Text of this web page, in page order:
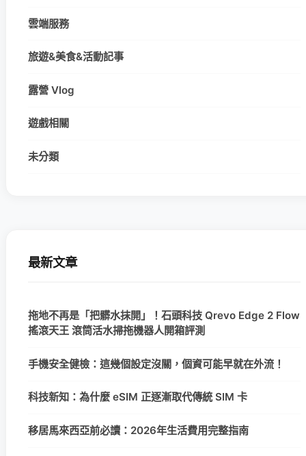
雲端服務
旅遊&美食&活動記事
露營 Vlog
遊戲相關
未分類
最新文章
拖地不再是「把髒水抹開」！石頭科技 Qrevo Edge 2 Flow
搖滾天王 滾筒活水掃拖機器人開箱評測
手機安全健檢：這幾個設定沒關，個資可能早就在外流！
科技新知：為什麼 eSIM 正逐漸取代傳統 SIM 卡
移居馬來西亞前必讀：2026年生活費用完整指南